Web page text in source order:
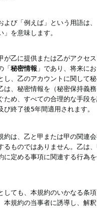
び「例えば」という用語は
を意味します。
が乙に提供または乙がアクセ
「秘密情報 」であり、将来に
、乙のアカウントに関して
、秘密情報を（秘密保持義
ため、すべての合理的な手段
終了後5年間適用されます。
は、乙と甲または甲の関連
るものではありません。乙は
定める事項に関連する行為
ても、本規約のいかなる条
本規約の当事者に誘導し、解